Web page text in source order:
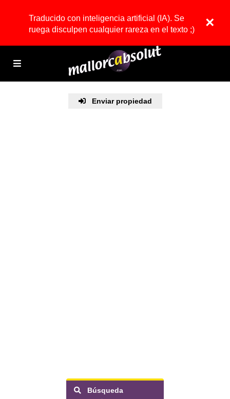
Traducido con inteligencia artificial (IA). Se
ruega disculpen cualquier rareza en el texto ;)
×
Enviar propiedad
Búsqueda